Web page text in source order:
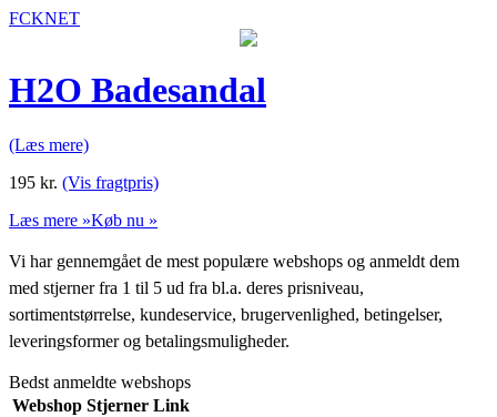
FCKNET
H2O Badesandal
(Læs mere)
195 kr. (Vis fragtpris)
Læs mere »Køb nu »
Vi har gennemgået de mest populære webshops og anmeldt dem
med stjerner fra 1 til 5 ud fra bl.a. deres prisniveau,
sortimentstørrelse, kundeservice, brugervenlighed, betingelser,
leveringsformer og betalingsmuligheder.
Bedst anmeldte webshops
Webshop Stjerner Link